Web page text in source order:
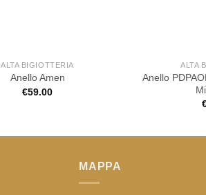
ALTA BIGIOTTERIA
Anello Amen
€59.00
ALTA
Anello
MAPPA